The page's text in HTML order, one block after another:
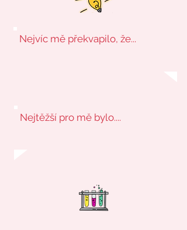
Nejvíc mě překvapilo, že...
Nejtěžší pro mě bylo....